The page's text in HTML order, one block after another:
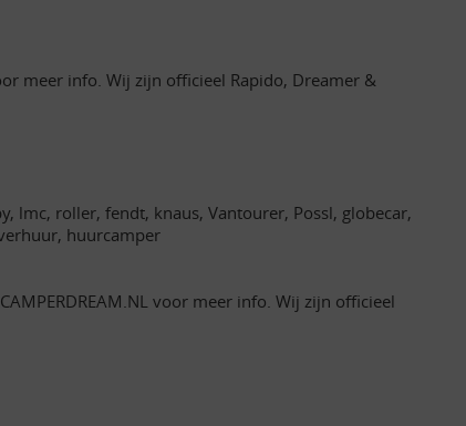
meer info. Wij zijn officieel Rapido, Dreamer &
lmc, roller, fendt, knaus, Vantourer, Possl, globecar,
huurcamper
voor meer info. Wij zijn officieel